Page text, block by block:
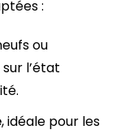
:
ou
l’état
, idéale pour les